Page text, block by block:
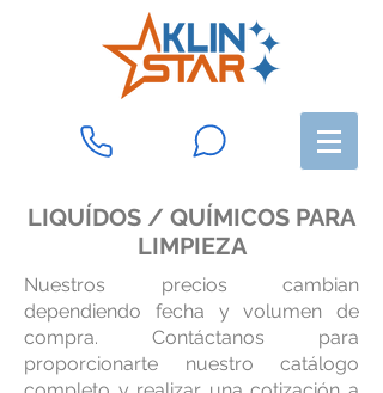
LIQUÍDOS / QUÍMICOS PARA
LIMPIEZA
Nuestros precios cambian
dependiendo fecha y volumen de
compra. Contáctanos para
proporcionarte nuestro catálogo